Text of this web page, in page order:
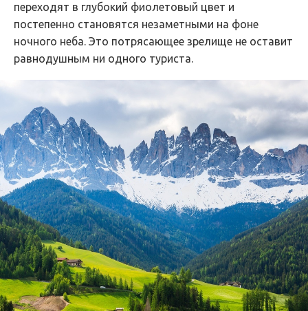
переходят в глубокий фиолетовый цвет и
постепенно становятся незаметными на фоне
ночного неба. Это потрясающее зрелище не оставит
равнодушным ни одного туриста.